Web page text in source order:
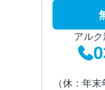
アル
（休：年